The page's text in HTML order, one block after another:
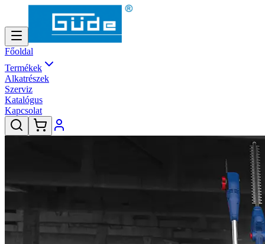
Főoldal
Termékek
Alkatrészek
Szerviz
Katalógus
Kapcsolat